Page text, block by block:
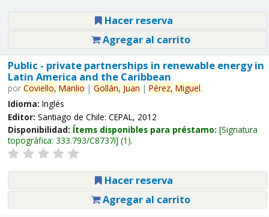
Hacer reserva
Agregar al carrito
Public - private partnerships in renewable energy in
Latin America and the Caribbean
por Coviello, Manlio | Gollán, Juan | Pérez, Miguel.
Idioma: Inglés
Editor: Santiago de Chile: CEPAL, 2012
Disponibilidad: Ítems disponibles para préstamo: Signatura
topográfica: 333.793/C8737i (1).
Hacer reserva
Agregar al carrito